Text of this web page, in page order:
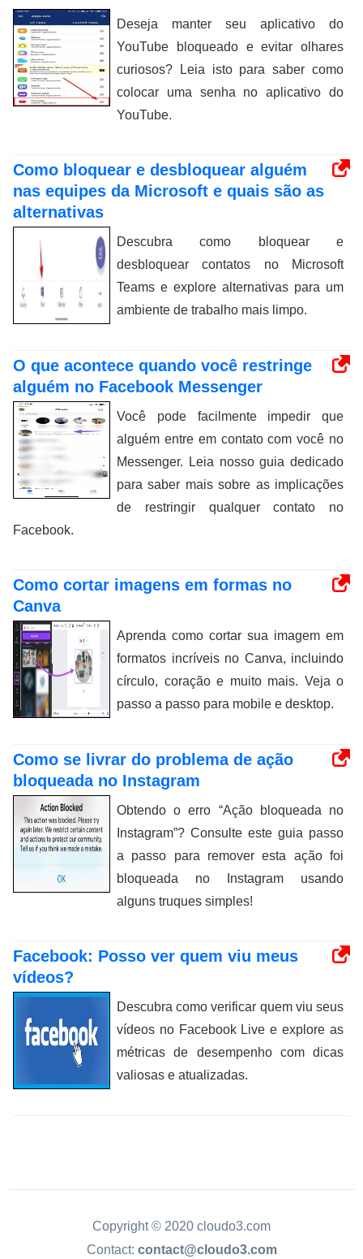
Deseja manter seu aplicativo do
YouTube bloqueado e evitar olhares
curiosos? Leia isto para saber como
colocar uma senha no aplicativo do
YouTube.
Como bloquear e desbloquear alguém
nas equipes da Microsoft e quais são as
alternativas
Descubra como bloquear e
desbloquear contatos no Microsoft
Teams e explore alternativas para um
ambiente de trabalho mais limpo.
O que acontece quando você restringe
alguém no Facebook Messenger
Você pode facilmente impedir que
alguém entre em contato com você no
Messenger. Leia nosso guia dedicado
para saber mais sobre as implicações
de restringir qualquer contato no
Facebook.
Como cortar imagens em formas no
Canva
Aprenda como cortar sua imagem em
formatos incríveis no Canva, incluindo
círculo, coração e muito mais. Veja o
passo a passo para mobile e desktop.
Como se livrar do problema de ação
bloqueada no Instagram
Obtendo o erro “Ação bloqueada no
Instagram”? Consulte este guia passo
a passo para remover esta ação foi
bloqueada no Instagram usando
alguns truques simples!
Facebook: Posso ver quem viu meus
vídeos?
Descubra como verificar quem viu seus
vídeos no Facebook Live e explore as
métricas de desempenho com dicas
valiosas e atualizadas.
Copyright © 2020 cloudo3.com
Contact: contact@cloudo3.com